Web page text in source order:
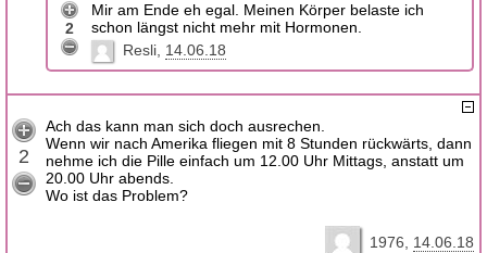
2
Mir am Ende eh egal. Meinen Körper belaste ich
schon längst nicht mehr mit Hormonen.
Resli 14.06.18
2
Ach das kann man sich doch ausrechen.
Wenn wir nach Amerika fliegen mit 8 Stunden rückwärts, dann
nehme ich die Pille einfach um 12.00 Uhr Mittags, anstatt um
20.00 Uhr abends.
Wo ist das Problem?
1976 14.06.18